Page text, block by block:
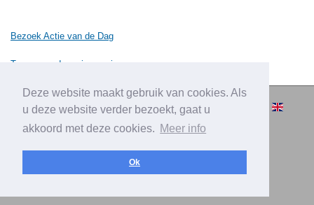
Deze website maakt gebruik van cookies. Als
u deze website verder bezoekt, gaat u
akkoord met deze cookies. Meer info
Ok
Bezoek Actie van de Dag
Terug naar de vorige pagina
© 2010-2026 Cashbacksvergelijken.nl -
Over Cashbacksvergelijken.nl | Privacy |
Adverteren | Contact